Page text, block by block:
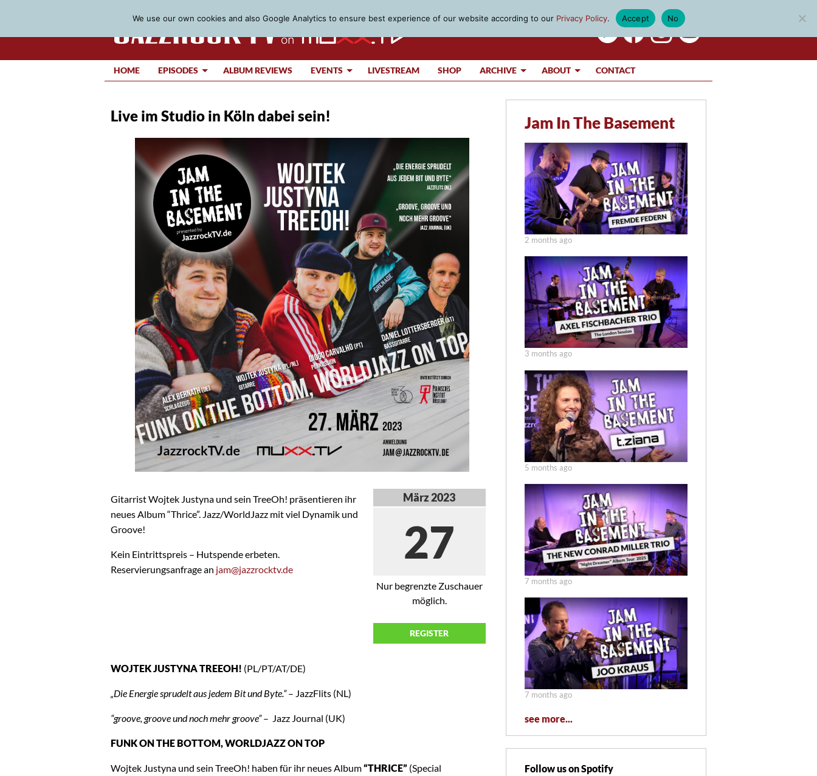
HOME EPISODES ALBUM REVIEWS EVENTS LIVESTREAM SHOP ARCHIVE ABOUT CONTACT
Live im Studio in Köln dabei sein!
Gitarrist Wojtek Justyna und sein TreeOh! präsentieren ihr
neues Album “Thrice”. Jazz/WorldJazz mit viel Dynamik und
Groove!
Kein Eintrittspreis – Hutspende erbeten.
Reservierungsanfrage an jam@jazzrocktv.de
März 2023
27
Nur begrenzte Zuschauer
möglich.
REGISTER
WOJTEK JUSTYNA TREEOH! (PL/PT/AT/DE)
„Die Energie sprudelt aus jedem Bit und Byte.“– JazzFlits (NL)
“groove, groove und noch mehr groove”– Jazz Journal (UK)
FUNK ON THE BOTTOM, WORLDJAZZ ON TOP
Wojtek Justyna und sein TreeOh! haben für ihr neues Album“THRICE” (Special
Jam In The Basement
2 months ago
3 months ago
5 months ago
7 months ago
7 months ago
see more...
Follow us on Spotify
We use our own cookies and also Google Analytics to ensure best experience of our website according to our Privacy Policy. Accept No